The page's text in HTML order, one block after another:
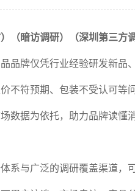
（暗访调研）（深圳第三方
品牌仅凭行业经验研发新品
不符预期、包装不受认可等
数据为依托，助力品牌读懂
系与广泛的调研覆盖渠道，